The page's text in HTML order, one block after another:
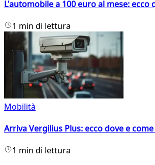
L'automobile a 100 euro al mese: ecco
1 min di lettura
Mobilità
Arriva Vergilius Plus: ecco dove e
1 min di lettura